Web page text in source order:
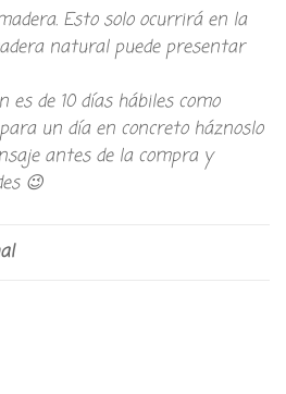
Esto solo ocurrirá en la
natural puede presentar
es de 10 días hábiles como
un día en concreto háznoslo
antes de la compra y
😉